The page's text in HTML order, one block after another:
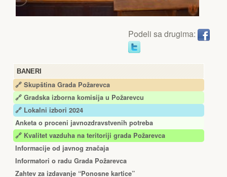
BANERI
🔗 Skupština Grada Požarevca
🔗 Gradska izborna komisija u Požarevcu
🔗 Lokalni izbori 2024
Anketa o proceni javnozdravstvenih potreba
🔗 Kvalitet vazduha na teritoriji grada Požarevca
Informacije od javnog značaja
Informatori o radu Grada Požarevca
Zahtev za izdavanje “Ponosne kartice”
Podeli sa drugima: